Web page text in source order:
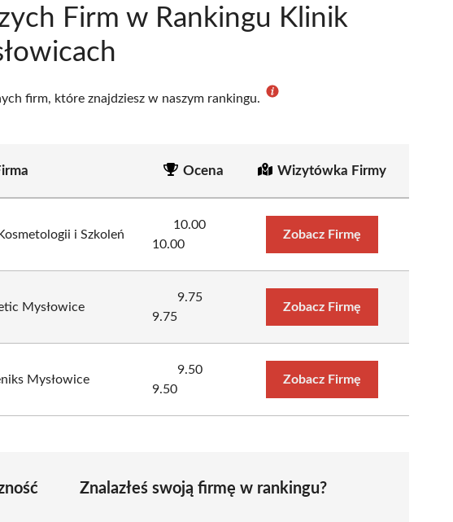
Firm w Rankingu Klinik
firm, które znajdziesz w naszym rankingu.
Ocena Wizytówka Firmy
i Szkoleń
10.00
10.00
Zobacz Firmę
Mysłowice
9.75
9.75
Zobacz Firmę
Mysłowice
9.50
9.50
Zobacz Firmę
Znalazłeś swoją firmę w rankingu?